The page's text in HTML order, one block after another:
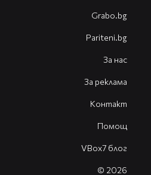
Grabo.bg
Pariteni.bg
За нас
За реклама
Контакт
Помощ
VBox7 блог
© 2026